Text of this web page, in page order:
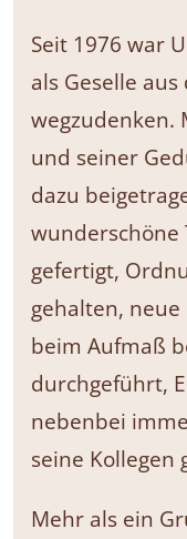
Seit 1976 war
als Geselle
wegzudenken.
und seiner
dazu
wunderschöne
gefertigt,
gehalten,
beim Aufmaß
durchgeführt,
nebenbei
seine Kollegen
Mehr als ein